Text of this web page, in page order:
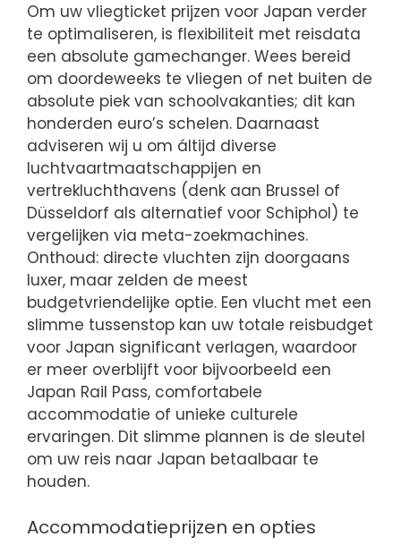
Om uw vliegticket prijzen voor Japan verder
te optimaliseren, is flexibiliteit met reisdata
een absolute gamechanger. Wees bereid
om doordeweeks te vliegen of net buiten de
absolute piek van schoolvakanties; dit kan
honderden euro’s schelen. Daarnaast
adviseren wij u om áltijd diverse
luchtvaartmaatschappijen en
vertrekluchthavens (denk aan Brussel of
Düsseldorf als alternatief voor Schiphol) te
vergelijken via meta-zoekmachines.
Onthoud: directe vluchten zijn doorgaans
luxer, maar zelden de meest
budgetvriendelijke optie. Een vlucht met een
slimme tussenstop kan uw totale reisbudget
voor Japan significant verlagen, waardoor
er meer overblijft voor bijvoorbeeld een
Japan Rail Pass, comfortabele
accommodatie of unieke culturele
ervaringen. Dit slimme plannen is de sleutel
om uw reis naar Japan betaalbaar te
houden.
Accommodatieprijzen en opties